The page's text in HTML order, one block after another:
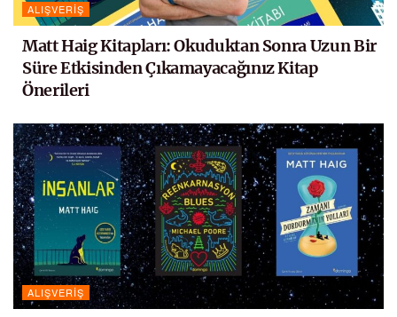
ALIŞVERIŞ
Matt Haig Kitapları: Okuduktan Sonra Uzun Bir
Süre Etkisinden Çıkamayacağınız Kitap
Önerileri
ALIŞVERIŞ